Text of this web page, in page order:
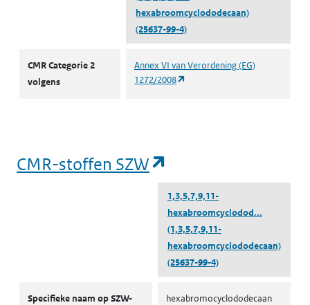
hexabroomcyclododecaan)
(25637-99-4)
CMR Categorie 2
volgens
Annex VI van Verordening (EG)
1272/2008
CMR-stoffen SZW
1,3,5,7,9,11-
hexabroomcyclodod...
(1,3,5,7,9,11-
hexabroomcyclododecaan)
(25637-99-4)
Specifieke naam op SZW-
hexabromocyclododecaan